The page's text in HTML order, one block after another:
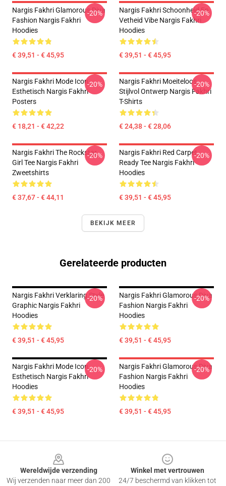
Nargis Fakhri Glamorous Diva
Fashion Nargis Fakhri
Hoodies
€ 39,51 - € 45,95
-20%
Nargis Fakhri Schoonheid En
Vetheid Vibe Nargis Fakhri
Hoodies
€ 39,51 - € 45,95
-20%
Nargis Fakhri Mode Icon
Esthetisch Nargis Fakhri
Posters
€ 18,21 - € 42,22
-20%
Nargis Fakhri Moeiteloos
Stijlvol Ontwerp Nargis Fakhri
T-Shirts
€ 24,38 - € 28,06
-20%
Nargis Fakhri The Rockstar
Girl Tee Nargis Fakhri
Zweetshirts
€ 37,67 - € 44,11
-20%
Nargis Fakhri Red Carpet
Ready Tee Nargis Fakhri
Hoodies
€ 39,51 - € 45,95
-20%
BEKIJK MEER
Gerelateerde producten
Nargis Fakhri Verklaring Style
Graphic Nargis Fakhri
Hoodies
€ 39,51 - € 45,95
-20%
Nargis Fakhri Glamorous Diva
Fashion Nargis Fakhri
Hoodies
€ 39,51 - € 45,95
-20%
Nargis Fakhri Mode Icon
Esthetisch Nargis Fakhri
Hoodies
€ 39,51 - € 45,95
-20%
Nargis Fakhri Glamorous Diva
Fashion Nargis Fakhri
Hoodies
€ 39,51 - € 45,95
-20%
Wereldwijde verzending
Wij verzenden naar meer dan 200
Winkel met vertrouwen
24/7 beschermd van klikken tot